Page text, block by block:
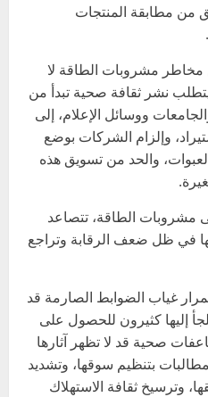
من مطابقة المنتجات
مشروبات الطاقة لا
نشر ثقافة صحية تبدأ من
ووسائل الإعلام، إلى
وإلزام الشركات بوضع
والحد من تسويق هذه
مشروبات الطاقة، تتصاعد
في ظل ضعف الرقابة وتراجع
غياب الضوابط الصارمة قد
إليها كثيرون للحصول على
صحية قد لا تظهر آثارها
بتنظيم سوقها، وتشديد
وترسيخ ثقافة الاستهلاك